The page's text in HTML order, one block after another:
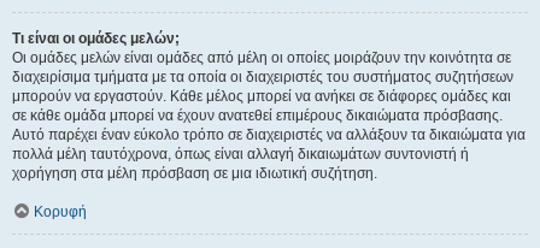
Τι είναι οι ομάδες μελών;
Οι ομάδες μελών είναι ομάδες από μέλη οι οποίες μοιράζουν την κοινότητα σε
διαχειρίσιμα τμήματα με τα οποία οι διαχειριστές του συστήματος συζητήσεων
μπορούν να εργαστούν. Κάθε μέλος μπορεί να ανήκει σε διάφορες ομάδες και
σε κάθε ομάδα μπορεί να έχουν ανατεθεί επιμέρους δικαιώματα πρόσβασης.
Αυτό παρέχει έναν εύκολο τρόπο σε διαχειριστές να αλλάξουν τα δικαιώματα για
πολλά μέλη ταυτόχρονα, όπως είναι αλλαγή δικαιωμάτων συντονιστή ή
χορήγηση στα μέλη πρόσβαση σε μια ιδιωτική συζήτηση.
Κορυφή